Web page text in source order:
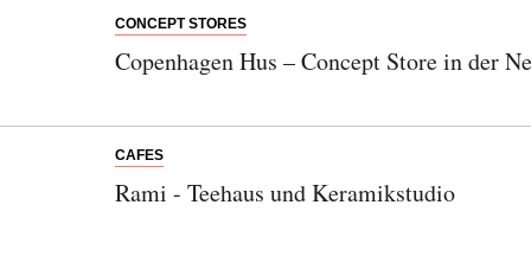
CONCEPT STORES
Copenhagen Hus – Concept Store in der
CAFES
Rami - Teehaus und Keramikstudio